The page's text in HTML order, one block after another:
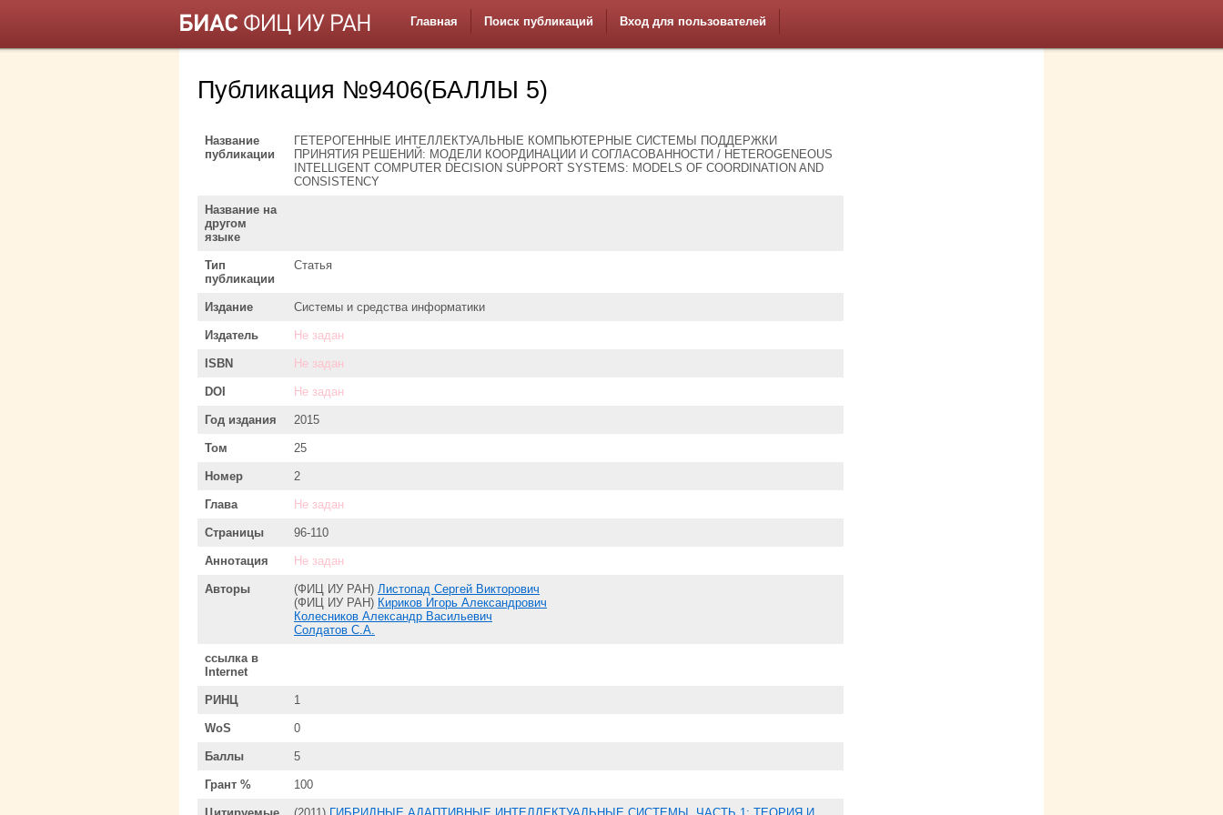
Главная Поиск публикаций Вход для пользователей
Публикация №9406(БАЛЛЫ 5)
Название
публикации
ГЕТЕРОГЕННЫЕ ИНТЕЛЛЕКТУАЛЬНЫЕ КОМПЬЮТЕРНЫЕ СИСТЕМЫ ПОДДЕРЖКИ
ПРИНЯТИЯ РЕШЕНИЙ: МОДЕЛИ КООРДИНАЦИИ И СОГЛАСОВАННОСТИ / HETEROGENEOUS
INTELLIGENT COMPUTER DECISION SUPPORT SYSTEMS: MODELS OF COORDINATION AND
CONSISTENCY
Название на
другом
языке
Тип
публикации
Статья
Издание Системы и средства информатики
Издатель Не задан
ISBN Не задан
DOI Не задан
Год издания 2015
Том 25
Номер 2
Глава Не задан
Страницы 96-110
Аннотация Не задан
Авторы (ФИЦ ИУ РАН) Листопад Сергей Викторович
(ФИЦ ИУ РАН) Кириков Игорь Александрович
Колесников Александр Васильевич
Солдатов С.А.
ссылка в
Internet
РИНЦ 1
WoS 0
Баллы 5
Грант % 100